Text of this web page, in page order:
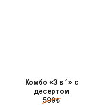
Комбо «3 в 1» с
десертом
599 ₺